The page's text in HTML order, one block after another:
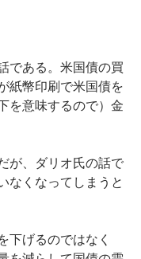
である。米国債の買
紙幣印刷で米国債を
を意味するので）金
が、ダリオ氏の話で
なくなってしまうと
下げるのではなく